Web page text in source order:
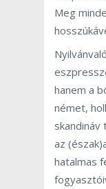
Meg
hanem a
német,
az
hatalmas